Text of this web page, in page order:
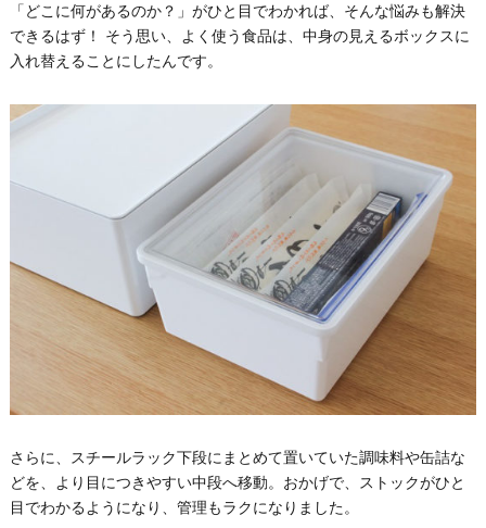
「どこに何があるのか？」がひと目でわかれば、そんな悩みも解決
できるはず！ そう思い、よく使う食品は、中身の見えるボックスに
入れ替えることにしたんです。
さらに、スチールラック下段にまとめて置いていた調味料や缶詰な
どを、より目につきやすい中段へ移動。おかげで、ストックがひと
目でわかるようになり、管理もラクになりました。